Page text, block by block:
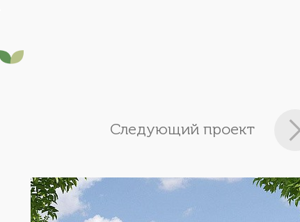
Следующий проект